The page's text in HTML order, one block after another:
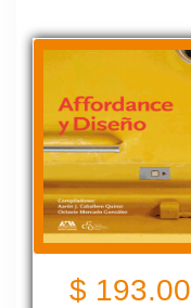
$ 193.00